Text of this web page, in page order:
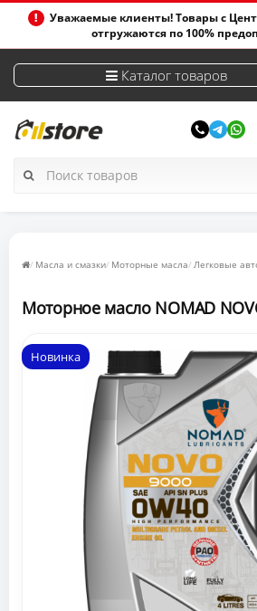
Уважаемые клиенты! Товары с
отгружаются по 100%
Каталог товаров
Масла и смазки Моторные масла Легковые
Моторное масло NOMAD
Новинка